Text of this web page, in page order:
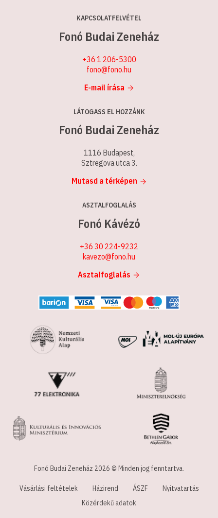
KAPCSOLATFELVÉTEL
Fonó Budai Zeneház
+36 1 206-5300
fono@fono.hu
E-mail írása
LÁTOGASS EL HOZZÁNK
Fonó Budai Zeneház
1116 Budapest,
Sztregova utca 3.
Mutasd a térképen
ASZTALFOGLALÁS
Fonó Kávézó
+36 30 224-9232
kavezo@fono.hu
Asztalfoglalás
Fonó Budai Zeneház 2026 © Minden jog fenntartva.
Vásárlási feltételek Házirend ÁSZF
Nyitvatartás
Közérdekű adatok